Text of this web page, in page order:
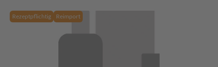
Rezeptpflichtig Reimport